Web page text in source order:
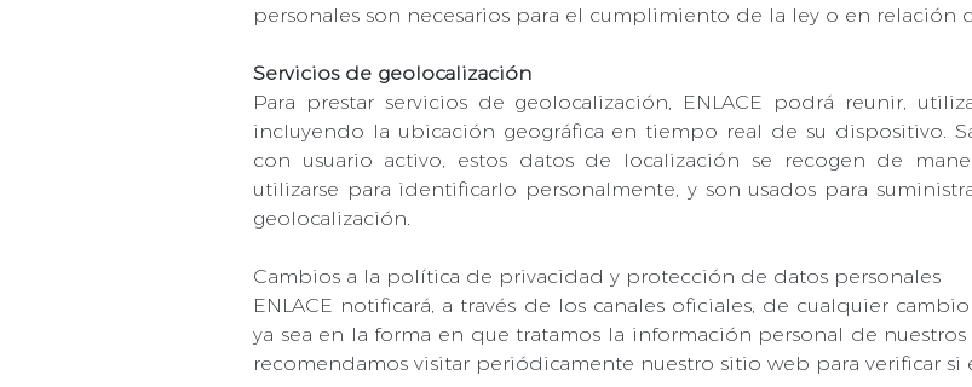
personales son necesarios para el cumplimiento de la ley o en relación
Servicios de geolocalización
Para prestar servicios de geolocalización, ENLACE podrá reunir,
incluyendo la ubicación geográfica en tiempo real de su dispositivo.
con usuario activo, estos datos de localización se recogen de
utilizarse para identificarlo personalmente, y son usados para
geolocalización.
Cambios a la política de privacidad y protección de datos personales
ENLACE notificará, a través de los canales oficiales, de cualquier
ya sea en la forma en que tratamos la información personal de
recomendamos visitar periódicamente nuestro sitio web para verificar si